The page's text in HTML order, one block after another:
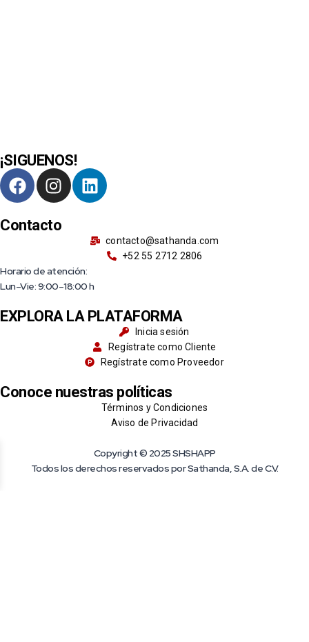
¡SIGUENOS!
Contacto
contacto@sathanda.com
+52 55 2712 2806
Horario de atención:
Lun–Vie: 9:00–18:00 h
EXPLORA LA PLATAFORMA
Inicia sesión
Regístrate como Cliente
Regístrate como Proveedor
Conoce nuestras políticas
Términos y Condiciones
Aviso de Privacidad
Copyright © 2025 SHSHAPP
Todos los derechos reservados por Sathanda, S.A. de C.V.